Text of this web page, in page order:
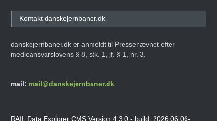
Kontakt danskejernbaner.dk
danskejernbaner.dk er anmeldt til Pressenævnet efter
medieansvarslovens § 8, stk. 1, jf. § 1, nr. 3.
mail: mail@danskejernbaner.dk
RAIL Data Explorer CMS Version 4.3.0 - build: 2026.06.06-